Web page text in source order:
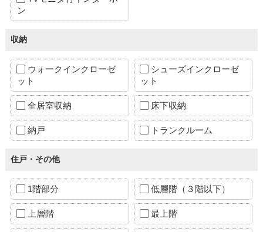
ン
収納
ウォークインクローゼ
ット
シューズインクローゼ
ット
全居室収納 床下収納
納戸 トランクルーム
住戸・その他
1階部分 低層階（３階以下）
上層階 最上階